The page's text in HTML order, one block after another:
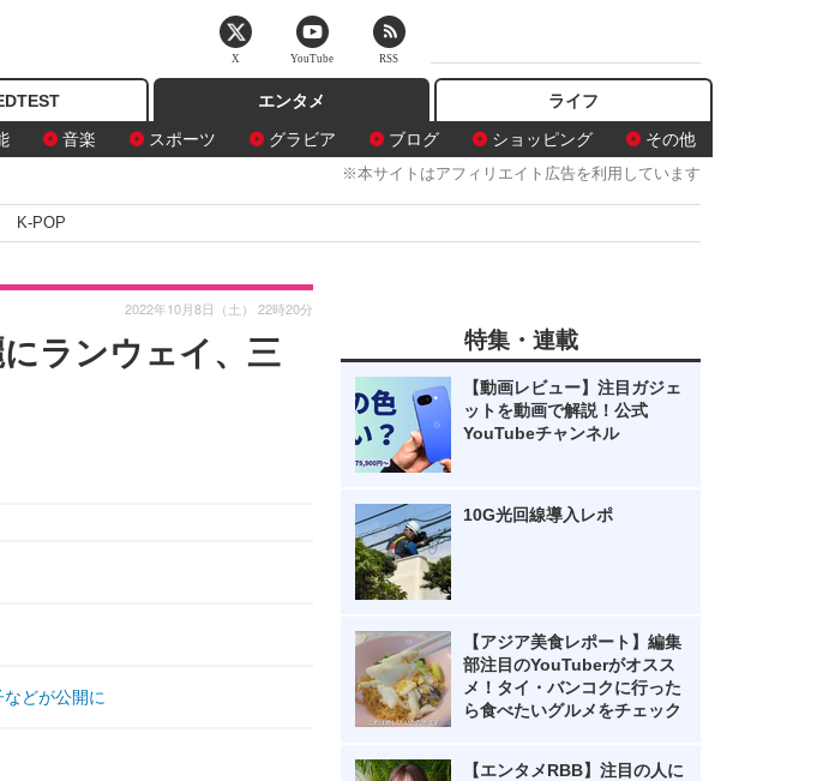
エンタメ
音楽 スポーツ グラビア ブログ ショッピング その他
ライフ
※本サイトはアフィリエイト広告を利用しています
K-POP
ランウェイ、三
2022年10月8日（土） 22時20分
どが公開に
特集・連載
【動画レビュー】注目ガジェ
ットを動画で解説！公式
YouTubeチャンネル
10G光回線導入レポ
【アジア美食レポート】編集
部注目のYouTuberがオスス
メ！タイ・バンコクに行った
ら食べたいグルメをチェック
【エンタメRBB】注目の人に
X YouTube RSS